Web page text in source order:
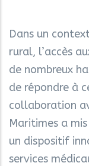
Dans un
rural, l’accès
de nombreux
de répondre à
collaboration
Maritimes a
un dispositif
services